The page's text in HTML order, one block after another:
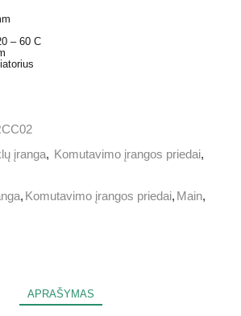
– 60 C
įranga, Komutavimo įrangos priedai,
, Komutavimo įrangos priedai, Main,
APRAŠYMAS